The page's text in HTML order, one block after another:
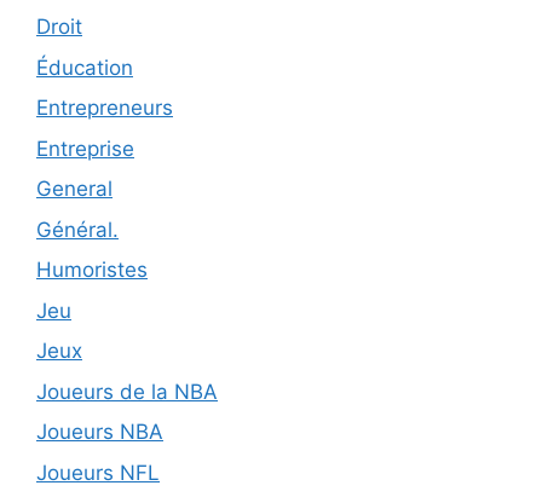
Droit
Éducation
Entrepreneurs
Entreprise
General
Général.
Humoristes
Jeu
Jeux
Joueurs de la NBA
Joueurs NBA
Joueurs NFL